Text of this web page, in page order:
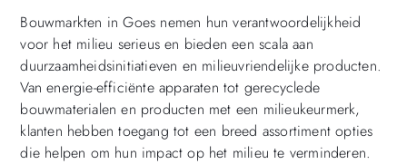
Bouwmarkten in Goes nemen hun verantwoordelijkheid
voor het milieu serieus en bieden een scala aan
duurzaamheidsinitiatieven en milieuvriendelijke producten.
Van energie-efficiënte apparaten tot gerecyclede
bouwmaterialen en producten met een milieukeurmerk,
klanten hebben toegang tot een breed assortiment opties
die helpen om hun impact op het milieu te verminderen.